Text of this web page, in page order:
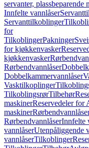
servanter, plassbeparende
Innfelte vannlåser
Servanttilkoblinger
for
TilkoblingerPakninger
for kjøkkenvasker
kjøkkenvasker
Rørbendvannlåser
Dobbelkammervannlåser
Vasktilkoplinger
TilkoblingsrørTilbehør
maskinerReservedeler for
maskiner
RørbendvannlåserInnfelte
vannlåserUtenpåliggende
vannlåserTilkoblinger